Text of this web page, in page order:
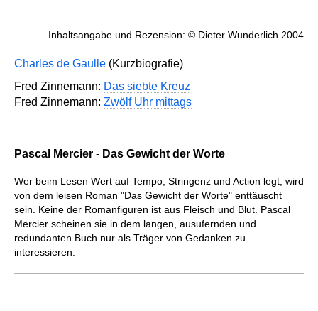
Inhaltsangabe und Rezension: © Dieter Wunderlich 2004
Charles de Gaulle (Kurzbiografie)
Fred Zinnemann: Das siebte Kreuz
Fred Zinnemann: Zwölf Uhr mittags
Pascal Mercier - Das Gewicht der Worte
Wer beim Lesen Wert auf Tempo, Stringenz und Action legt, wird
von dem leisen Roman "Das Gewicht der Worte" enttäuscht
sein. Keine der Romanfiguren ist aus Fleisch und Blut. Pascal
Mercier scheinen sie in dem langen, ausufernden und
redundanten Buch nur als Träger von Gedanken zu
interessieren.